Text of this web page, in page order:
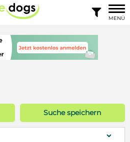

MENÜ
Suche speichern